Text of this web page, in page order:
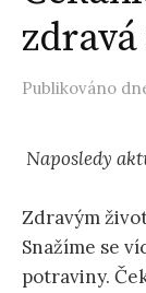
Publikováno
Naposledy
Zdravým
Snažíme se
potraviny.